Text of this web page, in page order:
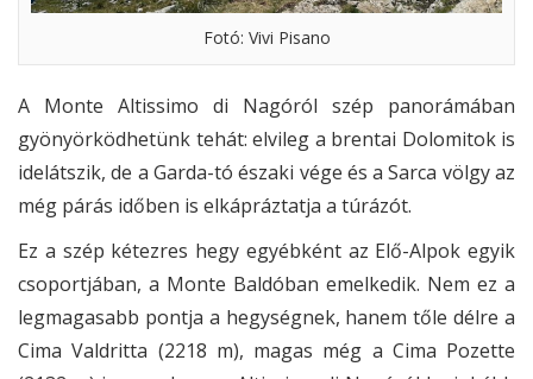
Fotó: Vivi Pisano
A Monte Altissimo di Nagóról szép panorámában
gyönyörködhetünk tehát: elvileg a brentai Dolomitok is
idelátszik, de a Garda-tó északi vége és a Sarca völgy az
még párás időben is elkápráztatja a túrázót.
Ez a szép kétezres hegy egyébként az Elő-Alpok egyik
csoportjában, a Monte Baldóban emelkedik. Nem ez a
legmagasabb pontja a hegységnek, hanem tőle délre a
Cima Valdritta (2218 m), magas még a Cima Pozette